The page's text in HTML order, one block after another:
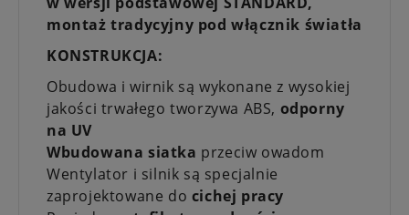
montaż tradycyjny pod włącznik światła
KONSTRUKCJA:
Obudowa i wirnik są wykonane z wysokiej
jakości trwałego tworzywa ABS, odporny
na UV
Wbudowana siatka przeciw owadom
Wentylator i silnik są specjalnie
zaprojektowane do cichej pracy